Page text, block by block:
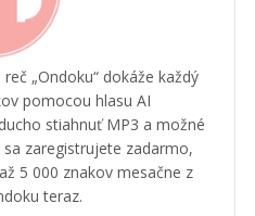
„Ondoku“ dokáže každý
pomocou hlasu AI
stiahnuť MP3 a možné
zaregistrujete zadarmo,
5 000 znakov mesačne z
teraz.